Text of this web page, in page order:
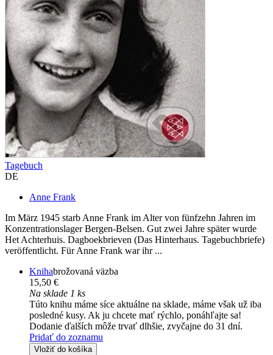
Tagebuch
DE
Anne Frank
Im März 1945 starb Anne Frank im Alter von fünfzehn Jahren im
Konzentrationslager Bergen-Belsen. Gut zwei Jahre später wurde
Het Achterhuis. Dagboekbrieven (Das Hinterhaus. Tagebuchbriefe)
veröffentlicht. Für Anne Frank war ihr ...
Knihabrožovaná väzba
15,50 €
Na sklade 1 ks
Túto knihu máme síce aktuálne na sklade, máme však už iba
posledné kusy. Ak ju chcete mať rýchlo, ponáhľajte sa!
Dodanie ďalších môže trvať dlhšie, zvyčajne do 31 dní.
Pridať do zoznamu
Vložiť do košíka